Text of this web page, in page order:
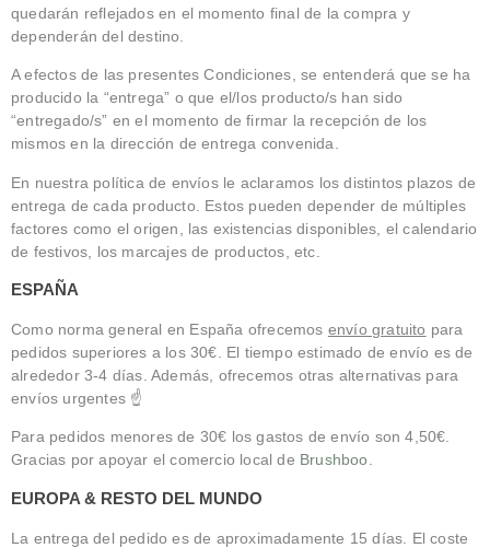
quedarán reflejados en el momento final de la compra y
dependerán del destino.
A efectos de las presentes Condiciones, se entenderá que se ha
producido la “entrega” o que el/los producto/s han sido
“entregado/s” en el momento de firmar la recepción de los
mismos en la dirección de entrega convenida.
En nuestra política de envíos le aclaramos los distintos plazos de
entrega de cada producto. Estos pueden depender de múltiples
factores como el origen, las existencias disponibles, el calendario
de festivos, los marcajes de productos, etc.
ESPAÑA
Como norma general en España ofrecemos envío gratuito para
pedidos superiores a los 30€. El tiempo estimado de envío es de
alrededor 3-4 días. Además, ofrecemos otras alternativas para
envíos urgentes ☝️
Para pedidos menores de 30€ los gastos de envío son 4,50€.
Gracias por apoyar el comercio local de Brushboo.
EUROPA & RESTO DEL MUNDO
La entrega del pedido es de aproximadamente 15 días. El coste